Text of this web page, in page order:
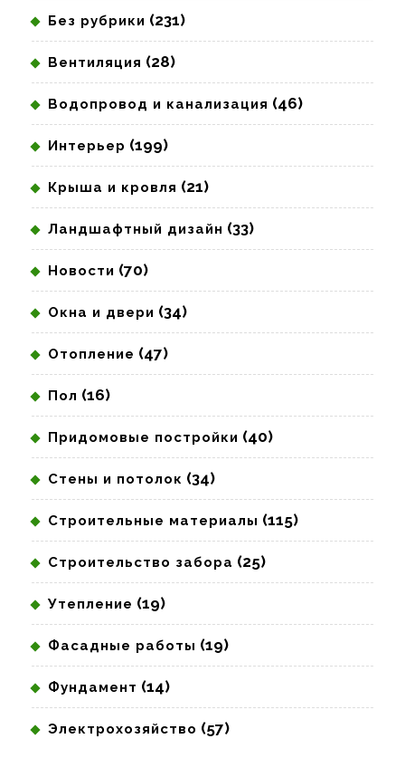
Без рубрики (231)
Вентиляция (28)
Водопровод и канализация (46)
Интерьер (199)
Крыша и кровля (21)
Ландшафтный дизайн (33)
Новости (70)
Окна и двери (34)
Отопление (47)
Пол (16)
Придомовые постройки (40)
Стены и потолок (34)
Строительные материалы (115)
Строительство забора (25)
Утепление (19)
Фасадные работы (19)
Фундамент (14)
Электрохозяйство (57)